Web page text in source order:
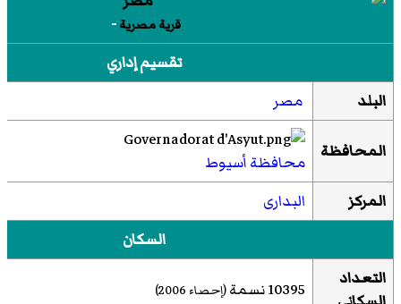
قرية مصرية-
تقسيم إداري
البلد
مصر
المحافظة
محافظة أسيوط
المركز
البدارى
السكان
التعداد
10395 نسمة (إحصاء 2006)